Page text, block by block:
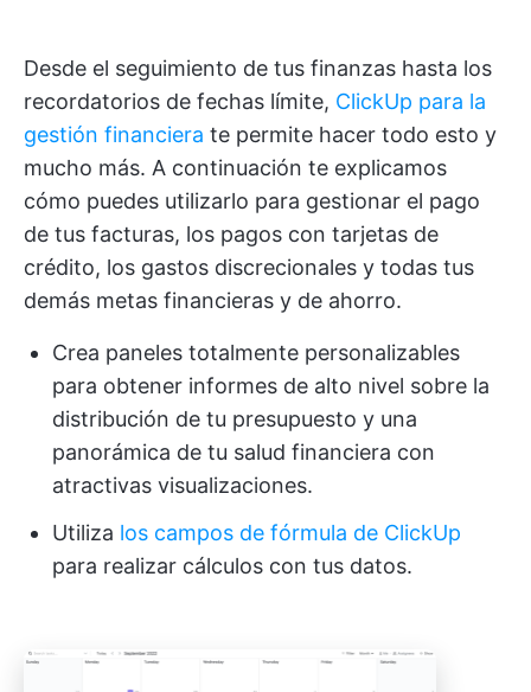
Desde el seguimiento de tus finanzas hasta los
recordatorios de fechas límite, ClickUp para la
gestión financiera te permite hacer todo esto y
mucho más. A continuación te explicamos
cómo puedes utilizarlo para gestionar el pago
de tus facturas, los pagos con tarjetas de
crédito, los gastos discrecionales y todas tus
demás metas financieras y de ahorro.
Crea paneles totalmente personalizables
para obtener informes de alto nivel sobre la
distribución de tu presupuesto y una
panorámica de tu salud financiera con
atractivas visualizaciones.
Utiliza los campos de fórmula de ClickUp
para realizar cálculos con tus datos.